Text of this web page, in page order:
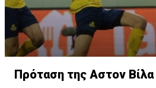
Πρόταση της Αστον Βίλα